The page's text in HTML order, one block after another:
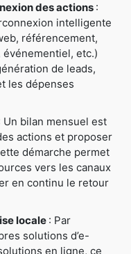
des actions :
intelligente
référencement,
etc.)
de leads,
les dépenses
Un bilan mensuel est
actions et proposer
démarche permet
vers les canaux
en continu le retour
locale : Par
solutions d’e-
en ligne, ce